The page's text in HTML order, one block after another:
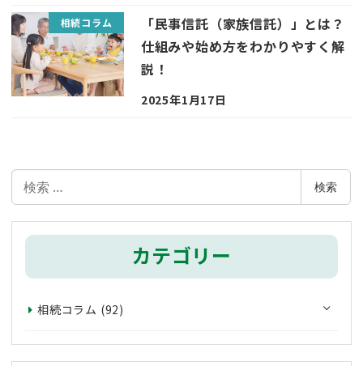
相続コラム
「民事信託（家族信託）」とは？
仕組みや始め方をわかりやすく解
説！
2025年1月17日
索
検索
カテゴリー
相続コラム (92)